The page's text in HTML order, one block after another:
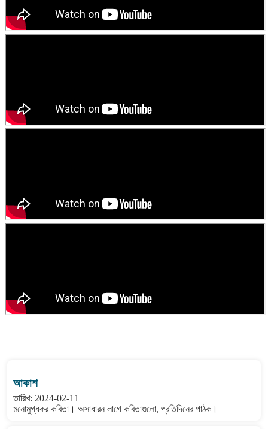
আকাশ
তারিখ: 2024-02-11
মনোমুগ্ধকর কবিতা। অসাধারন লাগে কবিতাগুলো, প্রতিদিনের পাঠক।